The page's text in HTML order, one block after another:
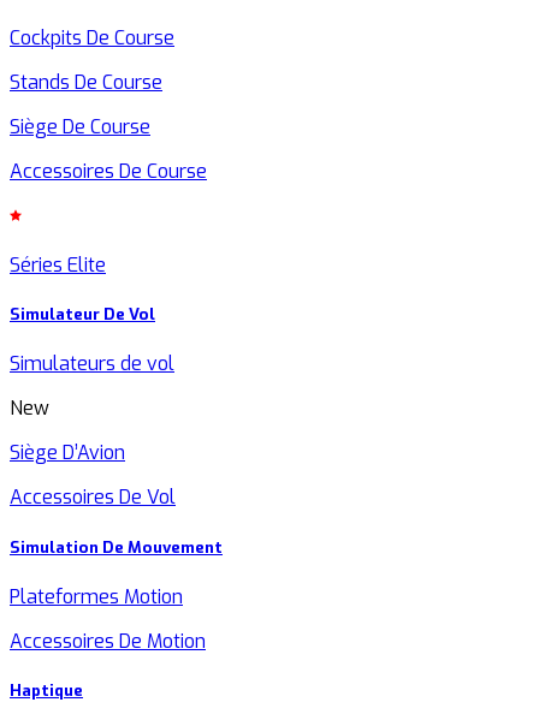
Cockpits De Course
Stands De Course
Siège De Course
Accessoires De Course
Séries Elite
Simulateur De Vol
Simulateurs de vol
New
Siège D’Avion
Accessoires De Vol
Simulation De Mouvement
Plateformes Motion
Accessoires De Motion
Haptique